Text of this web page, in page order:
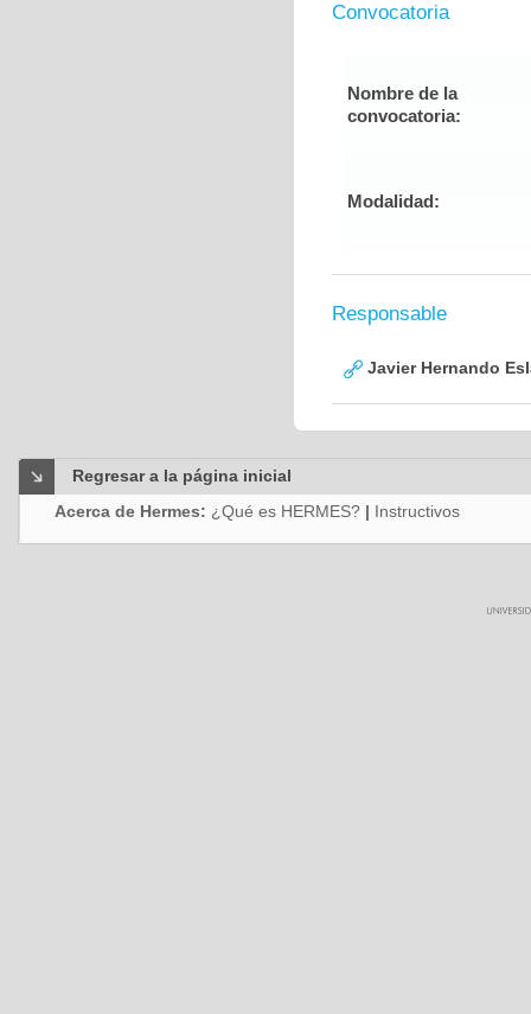
Convocatoria
Nombre de la
convocatoria:
Modalidad:
Responsable
Javier Hernando
Regresar a la página inicial
Acerca de Hermes: ¿Qué es HERMES? | Instructivos